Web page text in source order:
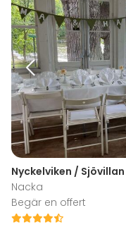
Nyckelviken / Sjövillan
Nacka
Begär en offert